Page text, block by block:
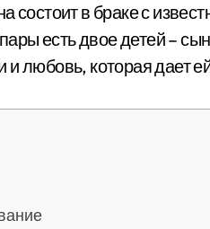
состоит в браке с
есть двое детей –
и любовь, которая дает